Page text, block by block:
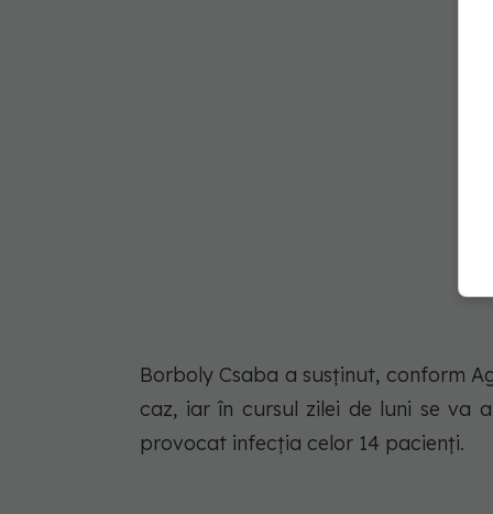
Borboly Csaba a susținut, conform
caz, iar în cursul zilei de luni se va
provocat infecția celor 14 pacienți.